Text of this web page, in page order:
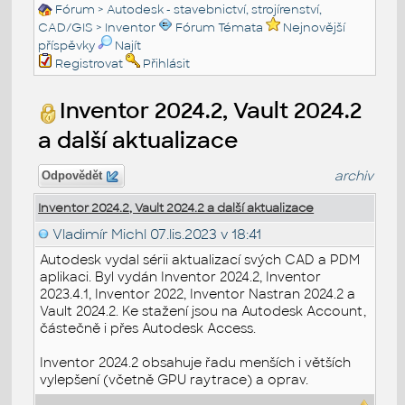
Fórum >Autodesk - stavebnictví, strojírenství,
CAD/GIS > Inventor Fórum Témata
Nejnovější
příspěvky
Najít
Registrovat
Přihlásit
Inventor 2024.2, Vault 2024.2
a další aktualizace
Odpovědět archiv
Inventor 2024.2, Vault 2024.2 a další aktualizace
Vladimír Michl 07.lis.2023 v 18:41
Autodesk vydal sérii aktualizací svých CAD a PDM
aplikaci. Byl vydán Inventor 2024.2, Inventor
2023.4.1, Inventor 2022, Inventor Nastran 2024.2 a
Vault 2024.2. Ke stažení jsou na Autodesk Account,
částečně i přes Autodesk Access.
Inventor 2024.2 obsahuje řadu menších i větších
vylepšení (včetně GPU raytrace) a oprav.